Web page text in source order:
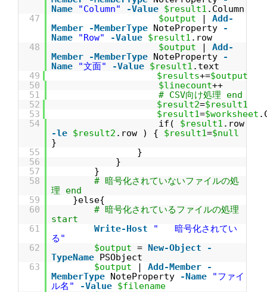
Name
"Column" -Value $result1 .Column
47
$output | Add-
Member
-MemberType NoteProperty
-
Name
"Row" -Value $result1 .row
48
$output | Add-
Member
-MemberType NoteProperty
-
Name
"文面" -Value $result1 .text
49
$results+=$output
50
$linecount++
51
# CSV向け処理 end
52
$result2=$result1
53
$result1=$worksheet
54
if( $result1 .row
-le $result2 .row ) { $result1=$null
}
55
}
56
}
57
}
58
# 暗号化されていないファイルの処
理 end
59
}else{
60
# 暗号化されているファイルの処理
start
61
Write-Host
" 暗号化されてい
る"
62
$output = New-Object
-
TypeName PSObject
63
$output | Add-Member
-
MemberType NoteProperty -Name
"ファイ
ル名"
-Value $filename